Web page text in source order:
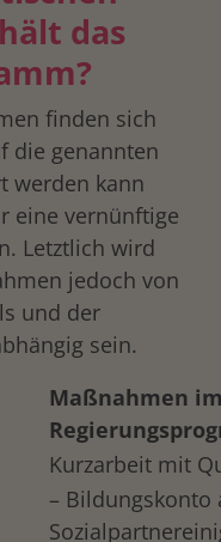
das
finden sich
die genannten
werden kann
eine vernünftige
Letztlich wird
jedoch von
und der
sein.
Maßnahmen
Kurzarbeit mit
– Bildungskonto